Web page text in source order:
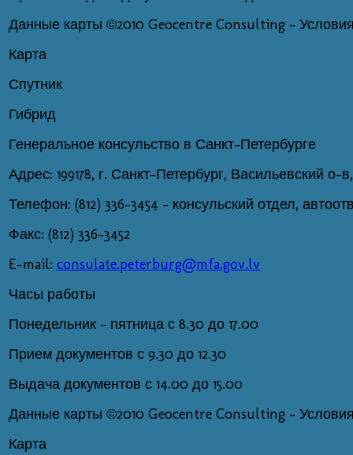
Данные карты ©2010 Geocentre Consulting -
Карта
Спутник
Гибрид
Генеральное консульство в Санкт-Петербурге
Адрес: 199178, г. Санкт-Петербург, Васильевский о-
Телефон: (812) 336-3454 – консульский отдел,
Факс: (812) 336-3452
E-mail: consulate.peterburg@mfa.gov.lv
Часы работы
Понедельник - пятница с 8.30 до 17.00
Прием документов с 9.30 до 12.30
Выдача документов с 14.00 до 15.00
Данные карты ©2010 Geocentre Consulting -
Карта